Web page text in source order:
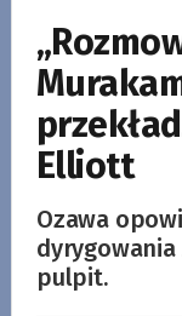
Elliott
Ozawa
dyrygowania
pulpit.